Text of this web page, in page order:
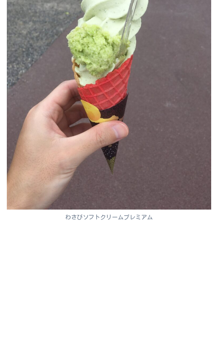
わさびソフトクリームプレミアム